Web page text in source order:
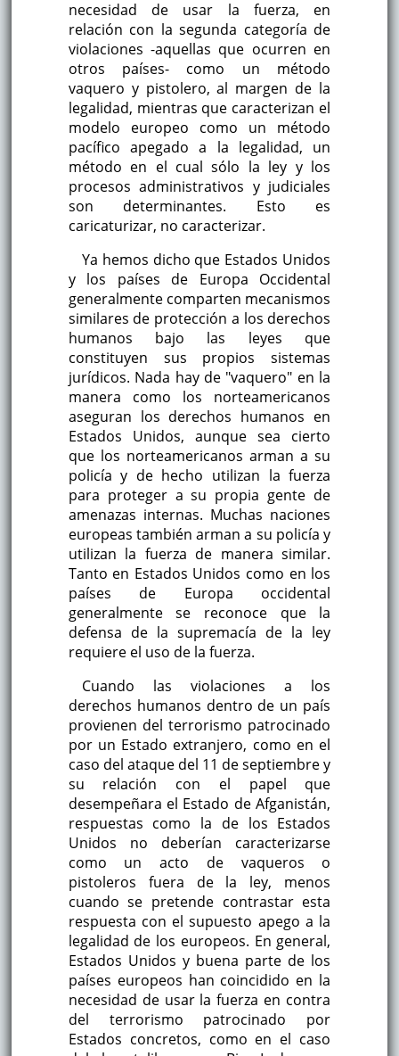
necesidad de usar la fuerza, en
relación con la segunda categoría de
violaciones -aquellas que ocurren en
otros países- como un método
vaquero y pistolero, al margen de la
legalidad, mientras que caracterizan el
modelo europeo como un método
pacífico apegado a la legalidad, un
método en el cual sólo la ley y los
procesos administrativos y judiciales
son determinantes. Esto es
caricaturizar, no caracterizar.
Ya hemos dicho que Estados Unidos
y los países de Europa Occidental
generalmente comparten mecanismos
similares de protección a los derechos
humanos bajo las leyes que
constituyen sus propios sistemas
jurídicos. Nada hay de "vaquero" en la
manera como los norteamericanos
aseguran los derechos humanos en
Estados Unidos, aunque sea cierto
que los norteamericanos arman a su
policía y de hecho utilizan la fuerza
para proteger a su propia gente de
amenazas internas. Muchas naciones
europeas también arman a su policía y
utilizan la fuerza de manera similar.
Tanto en Estados Unidos como en los
países de Europa occidental
generalmente se reconoce que la
defensa de la supremacía de la ley
requiere el uso de la fuerza.
Cuando las violaciones a los
derechos humanos dentro de un país
provienen del terrorismo patrocinado
por un Estado extranjero, como en el
caso del ataque del 11 de septiembre y
su relación con el papel que
desempeñara el Estado de Afganistán,
respuestas como la de los Estados
Unidos no deberían caracterizarse
como un acto de vaqueros o
pistoleros fuera de la ley, menos
cuando se pretende contrastar esta
respuesta con el supuesto apego a la
legalidad de los europeos. En general,
Estados Unidos y buena parte de los
países europeos han coincidido en la
necesidad de usar la fuerza en contra
del terrorismo patrocinado por
Estados concretos, como en el caso